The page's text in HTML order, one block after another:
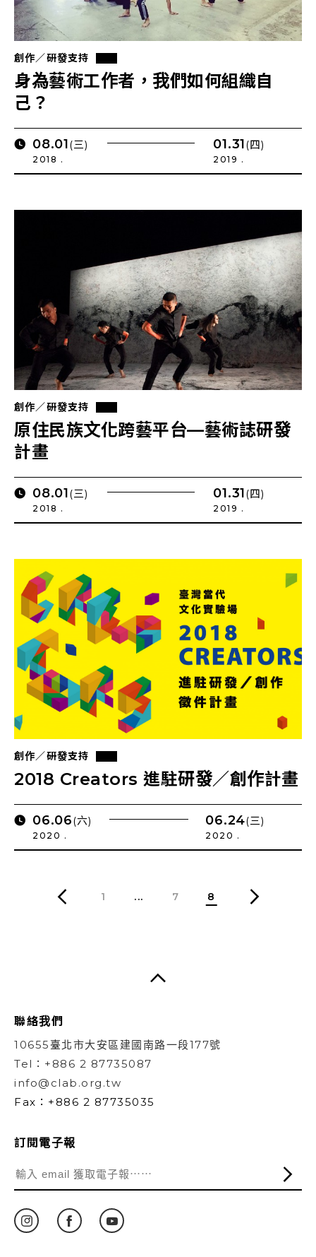
創作／研發支持
身為藝術工作者，我們如何組織自
己？
08.01(三)
2018 .
01.31(四)
2019 .
創作／研發支持
原住民族文化跨藝平台—藝術誌研發
計畫
08.01(三)
2018 .
01.31(四)
2019 .
創作／研發支持
2018 Creators 進駐研發／創作計畫
06.06(六)
2020 .
06.24(三)
2020 .
1 ... 7 8
聯絡我們
10655臺北市大安區建國南路一段177號
Tel：+886 2 87735087
info@clab.org.tw
Fax：+886 2 87735035
訂閱電子報